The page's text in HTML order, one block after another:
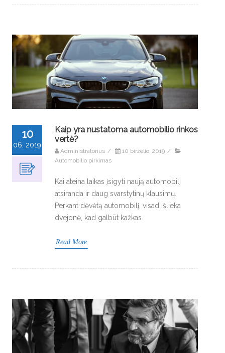
10
06, 2019
Kaip yra nustatoma automobilio rinkos
vertė?
Administratorius / 10 birželio, 2019 /
Automobilio pirkimas
Kai ateina laikas įsigyti naują automobilį
atsiranda ir daug svarstytinų klausimų.
Perkant dėvėtą automobilį, visad išlieka
dvejonė, kad galbūt kažkas
Read More